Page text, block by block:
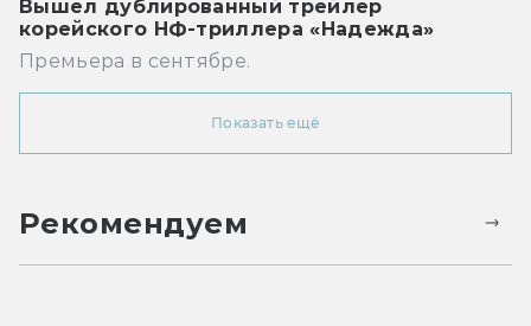
Вышел дублированный трейлер
корейского НФ-триллера «Надежда»
Премьера в сентябре.
Показать ещё
Рекомендуем